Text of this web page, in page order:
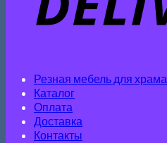
Резная мебель для храма
Каталог
Оплата
Доставка
Контакты